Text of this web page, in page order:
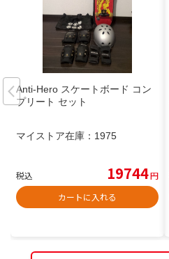
Anti-Hero スケートボード コン
プリート セット
マイストア在庫： 1975
税込 19744円
カートに入れる